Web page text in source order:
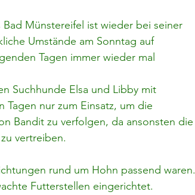
Münstereifel ist wieder bei seiner
Umstände am Sonntag auf
Tagen immer wieder mal
Suchhunde Elsa und Libby mit
nur zum Einsatz, um die
Bandit zu verfolgen, da ansonsten die
vertreiben.
rund um Hohn passend waren.
Futterstellen eingerichtet.